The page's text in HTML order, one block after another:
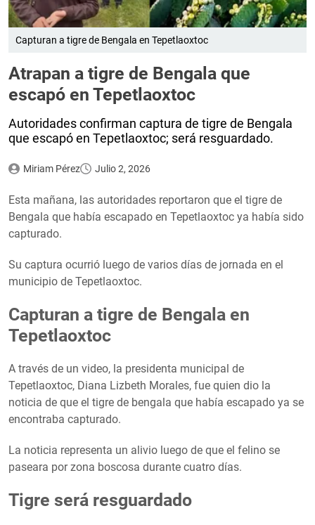
Capturan a tigre de Bengala en Tepetlaoxtoc
Atrapan a tigre de Bengala que
escapó en Tepetlaoxtoc
Autoridades confirman captura de tigre de Bengala
que escapó en Tepetlaoxtoc; será resguardado.
Miriam Pérez Julio 2, 2026
Esta mañana, las autoridades reportaron que el tigre de
Bengala que había escapado en Tepetlaoxtoc ya había sido
capturado.
Su captura ocurrió luego de varios días de jornada en el
municipio de Tepetlaoxtoc.
Capturan a tigre de Bengala en
Tepetlaoxtoc
A través de un video, la presidenta municipal de
Tepetlaoxtoc, Diana Lizbeth Morales, fue quien dio la
noticia de que el tigre de bengala que había escapado ya se
encontraba capturado.
La noticia representa un alivio luego de que el felino se
paseara por zona boscosa durante cuatro días.
Tigre será resguardado